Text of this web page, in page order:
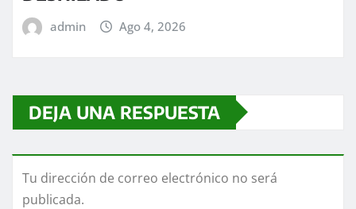
admin Ago 4, 2026
DEJA UNA RESPUESTA
Tu dirección de correo electrónico no será
publicada.